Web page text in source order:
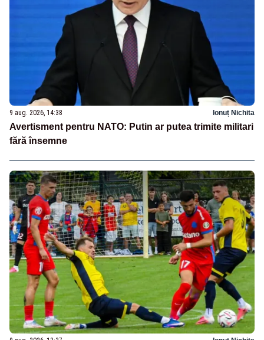
9 aug. 2026, 14:38 Ionuț Nichita
Avertisment pentru NATO: Putin ar putea trimite militari
fără însemne